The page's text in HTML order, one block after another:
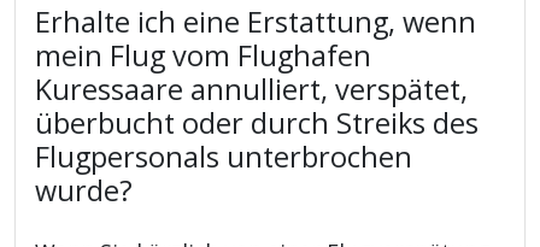
Erhalte ich eine Erstattung, wenn
mein Flug vom Flughafen
Kuressaare annulliert, verspätet,
überbucht oder durch Streiks des
Flugpersonals unterbrochen
wurde?